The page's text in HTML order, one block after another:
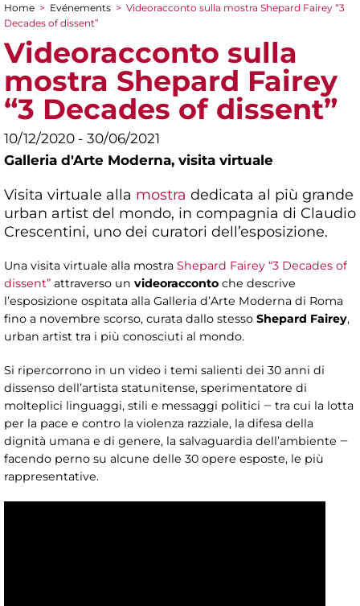
You are here
Home > Evénements > Videoracconto sulla mostra Shepard Fairey “3
Decades of dissent”
Videoracconto sulla
mostra Shepard Fairey
“3 Decades of dissent”
10/12/2020 - 30/06/2021
Galleria d'Arte Moderna, visita virtuale
Visita virtuale alla mostra dedicata al più grande
urban artist del mondo, in compagnia di Claudio
Crescentini, uno dei curatori dell’esposizione.
Una visita virtuale alla mostra Shepard Fairey “3 Decades of
dissent” attraverso un videoracconto che descrive
l’esposizione ospitata alla Galleria d’Arte Moderna di Roma
fino a novembre scorso, curata dallo stesso Shepard Fairey,
urban artist tra i più conosciuti al mondo.
Si ripercorrono in un video i temi salienti dei 30 anni di
dissenso dell’artista statunitense, sperimentatore di
molteplici linguaggi, stili e messaggi politici ‒ tra cui la lotta
per la pace e contro la violenza razziale, la difesa della
dignità umana e di genere, la salvaguardia dell’ambiente ‒
facendo perno su alcune delle 30 opere esposte, le più
rappresentative.